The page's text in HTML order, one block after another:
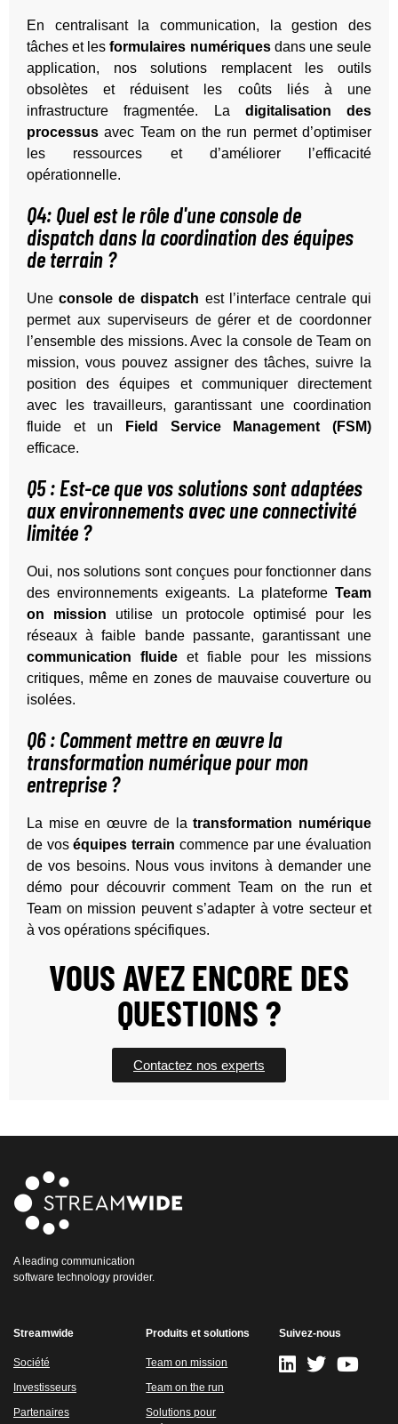
En centralisant la communication, la gestion des
tâches et lesformulaires numériquesdans une seule
application, nos solutions remplacent les outils
obsolètes et réduisent les coûts liés à une
infrastructure fragmentée. La digitalisation des
processus avec Team on the run permet d’optimiser
les ressources et d’améliorer l’efficacité
opérationnelle.
Q4: Quel est le rôle d'une console de
dispatch dans la coordination des équipes
de terrain ?
Uneconsole de dispatch est l’interface centrale qui
permet aux superviseurs de gérer et de coordonner
l’ensemble des missions. Avec la console de Team on
mission, vous pouvez assigner des tâches, suivre la
position des équipes et communiquer directement
avec les travailleurs, garantissant une coordination
fluide et un
Field Service Management (FSM)
efficace.
Q5 : Est-ce que vos solutions sont adaptées
aux environnements avec une connectivité
limitée ?
Oui, nos solutions sont conçues pour fonctionner dans
des environnements exigeants. La plateforme Team
on mission utilise un protocole optimisé pour les
réseaux à faible bande passante, garantissant une
communication fluide et fiable pour les missions
critiques, même en zones de mauvaise couverture ou
isolées.
Q6 : Comment mettre en œuvre la
transformation numérique pour mon
entreprise ?
La mise en œuvre de la transformation numérique
de voséquipes terrain commence par une évaluation
de vos besoins. Nous vous invitons à demander une
démo pour découvrir comment Team on the run et
Team on mission peuvent s’adapter à votre secteur et
à vos opérations spécifiques.
VOUS AVEZ ENCORE DES
QUESTIONS ?
Contactez nos experts
A leading communication
software technology provider.
Streamwide
Société
Investisseurs
Partenaires
Produits et solutions
Team on mission
Team on the run
Solutions pour
Suivez-nous